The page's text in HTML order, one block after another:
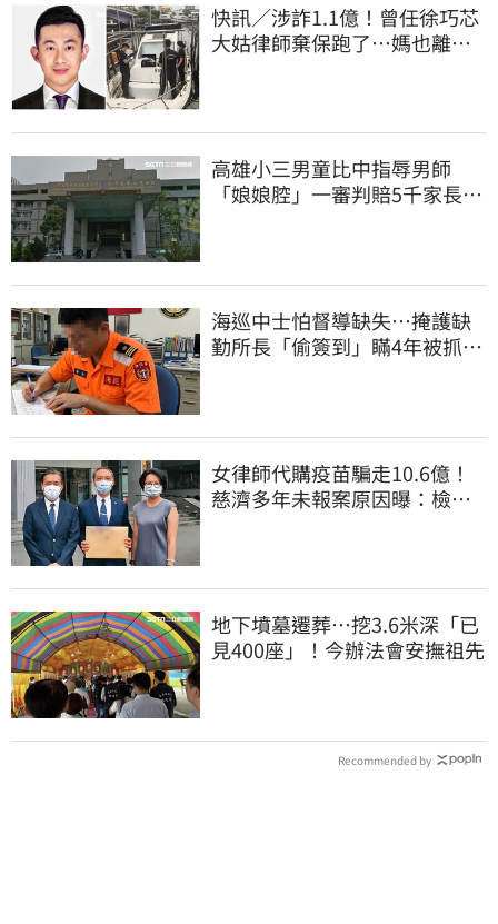
快訊／涉詐1.1億！曾任徐巧芯
大姑律師棄保跑了…媽也離
高雄小三男童比中指辱男師
「娘娘腔」一審判賠5千家長不
海巡中士怕督導缺失…掩護缺
勤所長「偷簽到」瞞4年被抓
女律師代購疫苗騙走10.6億！
慈濟多年未報案原因曝：檢警
地下墳墓遷葬…挖3.6米深「已
見400座」！今辦法會安撫祖先
Recommended by